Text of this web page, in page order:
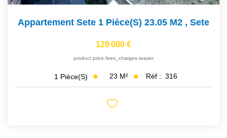
Appartement Sete 1 Pièce(s) 23.05 M2 , Sete
129 000 €
product.price.fees_charges.teaser
1 Pièce(s) 23 M² Réf : 316